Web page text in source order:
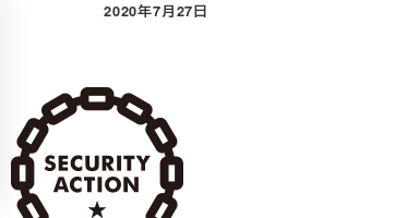
投稿日
2020年7月27日